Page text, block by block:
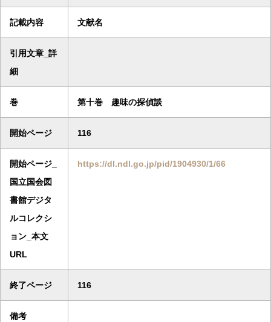
記載内容 文献名
引用文章_詳
細
巻 第十巻 趣味の探偵談
開始ページ 116
開始ページ_
国立国会図
書館デジタ
ルコレクシ
ョン_本文
URL
https://dl.ndl.go.jp/pid/1904930/1/66
終了ページ 116
備考